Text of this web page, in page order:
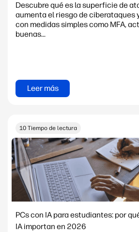
Descubre qué es la superficie de
aumenta el riesgo de ciberataques
con medidas simples como MFA,
buenas...
Leer más
10 Tiempo de lectura
PCs con IA para estudiantes: por
IA importan en 2026